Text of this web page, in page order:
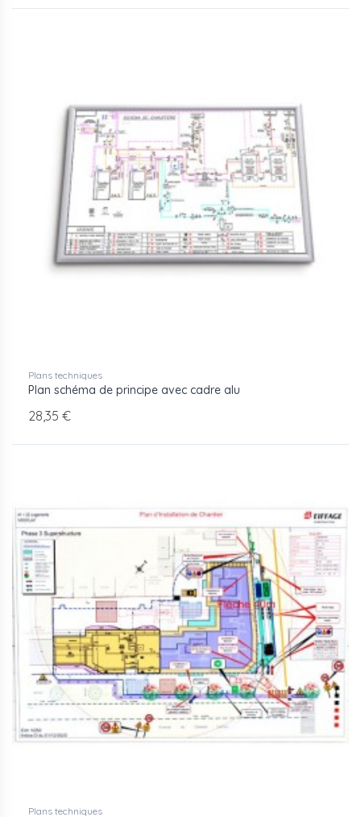
exigences de coordination SPS
Formats personnalisés selon vos besoins, du A3 au
grand format
Fichiers acceptés : PDF, AI, EPS, SVG
Pour toute commande ou demande de devis, contactez
Aluplex via le
formulaire de contact .
Plans techniques
Plan schéma de principe avec cadre alu
28,35 €
Plans techniques